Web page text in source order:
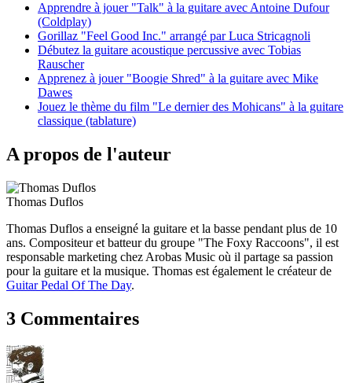
Apprendre à jouer "Talk" à la guitare avec Antoine Dufour
(Coldplay)
Gorillaz "Feel Good Inc." arrangé par Luca Stricagnoli
Débutez la guitare acoustique percussive avec Tobias
Rauscher
Apprenez à jouer "Boogie Shred" à la guitare avec Mike
Dawes
Jouez le thème du film "Le dernier des Mohicans" à la guitare
classique (tablature)
A propos de l'auteur
Thomas Duflos
Thomas Duflos a enseigné la guitare et la basse pendant plus de 10
ans. Compositeur et batteur du groupe "The Foxy Raccoons", il est
responsable marketing chez Arobas Music où il partage sa passion
pour la guitare et la musique. Thomas est également le créateur de
Guitar Pedal Of The Day.
3 Commentaires